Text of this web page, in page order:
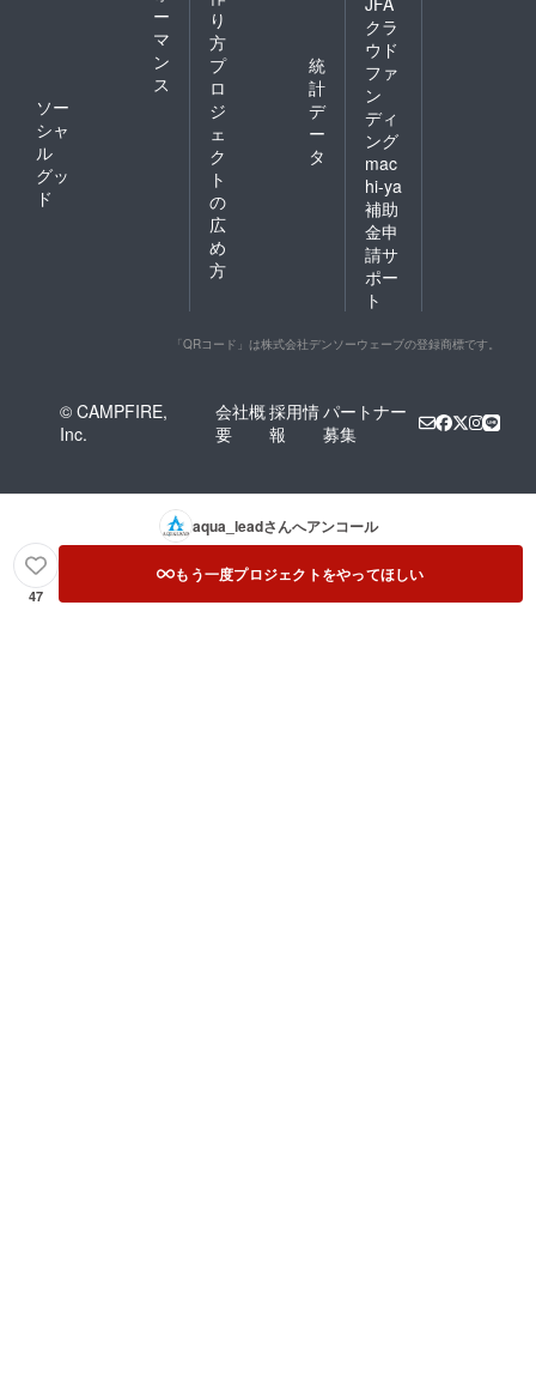
ー
マ
ン
ス
ソー
シャ
ル
グッ
ド
り
方
プ
ロ
ジ
ェ
ク
ト
の
広
め
方
統
計
デ
ー
タ
クラ
ウド
ファ
ン
ディ
ング
mac
hi-ya
補助
金申
請サ
ポー
ト
「QRコード」は株式会社デンソーウェーブの登録商標です。
© CAMPFIRE,
Inc.
会社概
要
採用情
報
パートナー
募集
aqua_leadさんへアンコール
47
もう一度プロジェクトをやってほしい